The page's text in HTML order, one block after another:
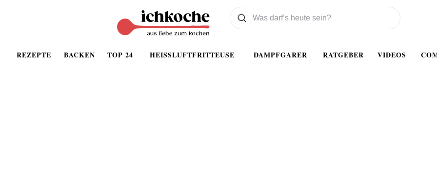
REZEPTE BACKEN TOP 24 HEISSLUFTFRITTEUSE DAMPFGARER RATGEBER VIDEOS
Was wollen Sie suchen
Suchen